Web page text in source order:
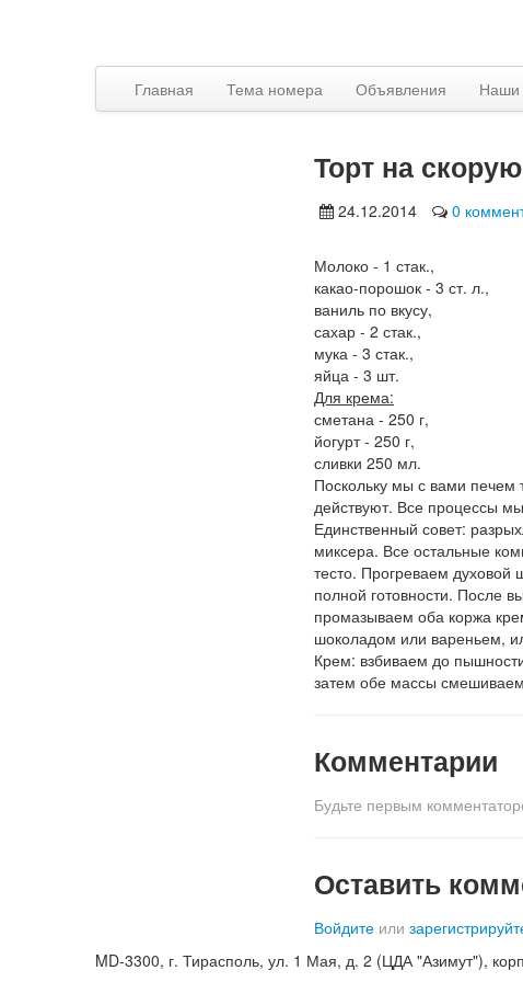
Главная Тема номера Объявления Наши
Торт на
24.12.2014 0
Молоко - 1 стак.,
какао-порошок - 3 ст. л.,
ваниль по вкусу,
сахар - 2 стак.,
мука - 3 стак.,
яйца - 3 шт.
Для крема:
сметана - 250 г,
йогурт - 250 г,
сливки 250 мл.
Поскольку мы с вами печем
действуют. Все процессы
Единственный совет:
миксера. Все остальные
тесто. Прогреваем духовой
полной готовности. После
промазываем оба коржа
шоколадом или вареньем,
Крем: взбиваем до
затем обе массы
Комментарии
Будьте первым
Оставить
Войдите или
MD-3300, г. Тирасполь, ул. 1 Мая, д. 2 (ЦДА "Азимут"),